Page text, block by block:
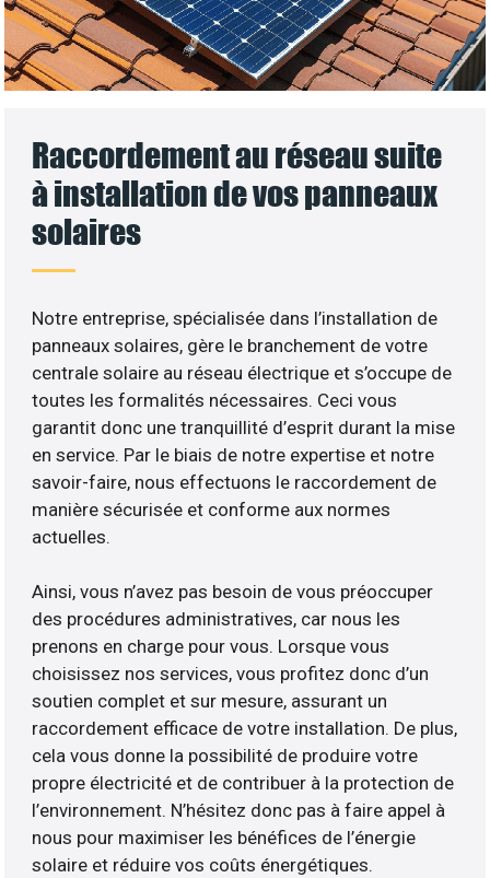
Raccordement au réseau suite
à installation de vos panneaux
solaires
Notre entreprise, spécialisée dans l’installation de
panneaux solaires, gère le branchement de votre
centrale solaire au réseau électrique et s’occupe de
toutes les formalités nécessaires. Ceci vous
garantit donc une tranquillité d’esprit durant la mise
en service. Par le biais de notre expertise et notre
savoir-faire, nous effectuons le raccordement de
manière sécurisée et conforme aux normes
actuelles.
Ainsi, vous n’avez pas besoin de vous préoccuper
des procédures administratives, car nous les
prenons en charge pour vous. Lorsque vous
choisissez nos services, vous profitez donc d’un
soutien complet et sur mesure, assurant un
raccordement efficace de votre installation. De plus,
cela vous donne la possibilité de produire votre
propre électricité et de contribuer à la protection de
l’environnement. N’hésitez donc pas à faire appel à
nous pour maximiser les bénéfices de l’énergie
solaire et réduire vos coûts énergétiques.